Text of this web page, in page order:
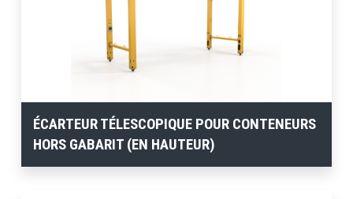
ÉCARTEUR TÉLESCOPIQUE POUR CONTENEURS
HORS GABARIT (EN HAUTEUR)